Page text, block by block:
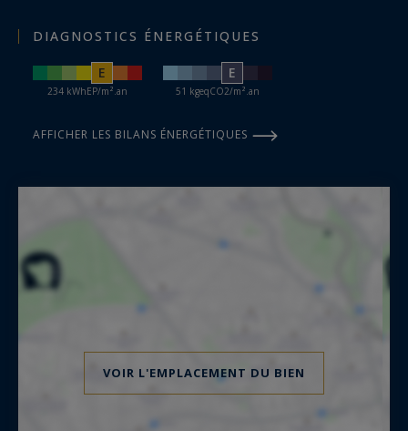
DIAGNOSTICS ÉNERGÉTIQUES
E
234 kWhEP/m².an
E
51 kgeqCO2/m².an
AFFICHER LES BILANS ÉNERGÉTIQUES
VOIR L'EMPLACEMENT DU BIEN